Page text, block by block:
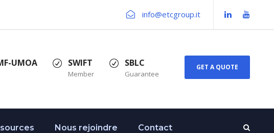
info@etcgroup.it
UMOA SWIFT
Member
SBLC
Guarantee
GET A QUOTE
Nous rejoindre Contact